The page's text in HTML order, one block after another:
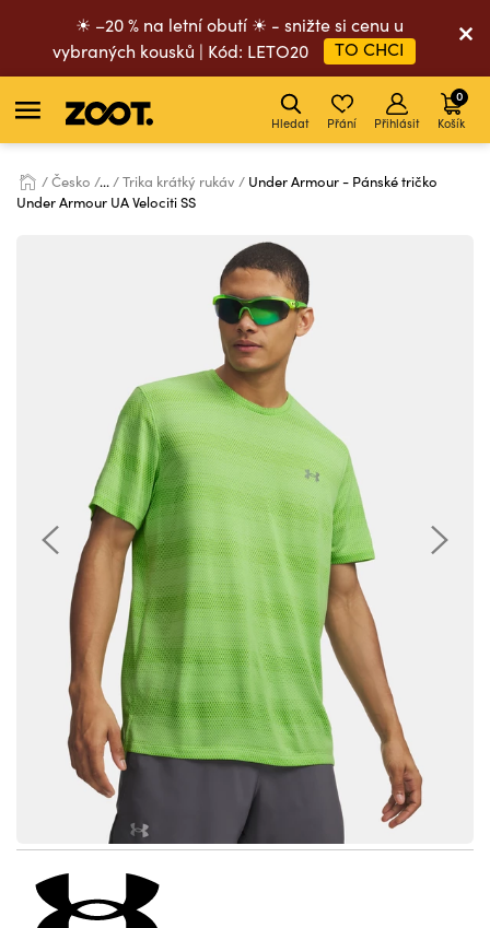
☀ –20 % na letní obutí ☀ - snižte si cenu u
vybraných kousků | Kód: LETO20
TO CHCI
Hledat Přání Přihlásit Košík
0
Česko ... Trika krátký rukáv
Under Armour - Pánské tričko
Under Armour UA Velociti SS